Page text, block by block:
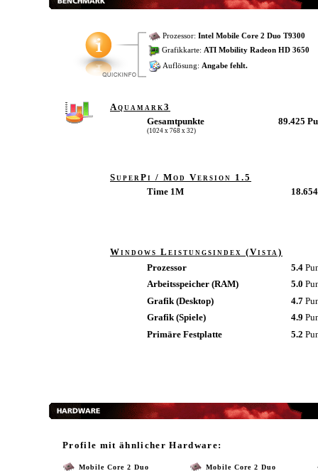
Prozessor: Intel Mobile Core 2 Duo T9300
Grafikkarte: ATI Mobility Radeon HD 3650
Auflösung: Angabe fehlt.
Aquamark3
Gesamtpunkte
(1024 x 768 x 32)
89.425
SuperPi / Mod Version 1.5
Time 1M
Windows Leistungsindex (Vista)
Prozessor
5.4
Arbeitsspeicher (RAM)
5.0
Grafik (Desktop)
4.7
Grafik (Spiele)
4.9
Primäre Festplatte
5.2
Profile mit ähnlicher Hardware:
Mobile Core 2 Duo Mobile Core 2 Duo